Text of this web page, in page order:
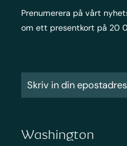
Prenumerera på vårt
om ett presentkort på 20
Washington